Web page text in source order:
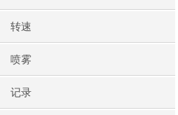
转速
喷雾
记录